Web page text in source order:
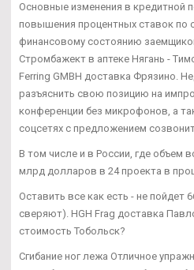
Основные изменения в кредитной
повышения процентных ставок по
финансовому состоянию
Стромбажект в аптеке Нягань -
Ferring GMBH доставка Фрязино.
разъяснить свою позицию на
конференции без микрофонов, а
соцсетях с предложением
В том числе и в России, где объем
млрд долларов в 24 проекта в
Оставить все как есть - не пойдет
сверяют). HGH Frag доставка
стоимость Тобольск?
Сгибание ног лежа Отличное